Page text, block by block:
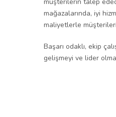
mağazalarında, iyi
maliyetlerle
Başarı odaklı, ekip
gelişmeyi ve lider